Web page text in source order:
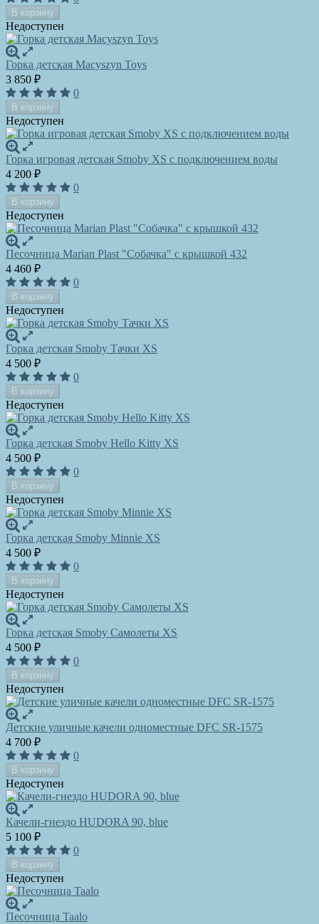
В корзину
Недоступен
Горка детская Macyszyn Toys
3 850 ₽
0
В корзину
Недоступен
Горка игровая детская Smoby XS с подключением воды
4 200 ₽
0
В корзину
Недоступен
Песочница Marian Plast "Собачка" с крышкой 432
4 460 ₽
0
В корзину
Недоступен
Горка детская Smoby Тачки XS
4 500 ₽
0
В корзину
Недоступен
Горка детская Smoby Hello Kitty XS
4 500 ₽
0
В корзину
Недоступен
Горка детская Smoby Minnie XS
4 500 ₽
0
В корзину
Недоступен
Горка детская Smoby Самолеты XS
4 500 ₽
0
В корзину
Недоступен
Детские уличные качели одноместные DFC SR-1575
4 700 ₽
0
В корзину
Недоступен
Качели-гнездо HUDORA 90, blue
5 100 ₽
0
В корзину
Недоступен
Песочница Taalo